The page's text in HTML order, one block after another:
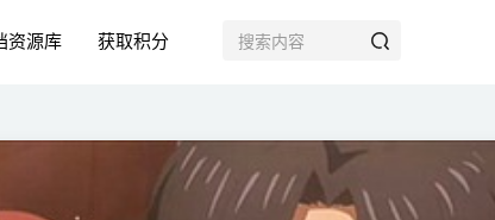
资源库 获取积分